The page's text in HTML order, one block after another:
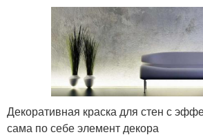
Декоративная краска для стен с
сама по себе элемент декора